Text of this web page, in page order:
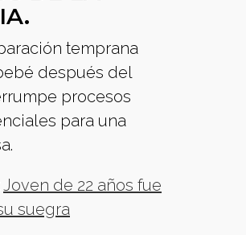
temprana
después del
procesos
para una
Joven de 22 años fue
suegra